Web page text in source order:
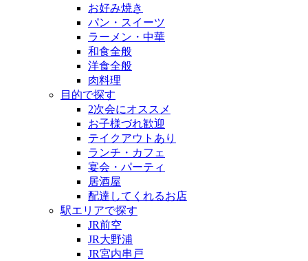
お好み焼き
パン・スイーツ
ラーメン・中華
和食全般
洋食全般
肉料理
目的で探す
2次会にオススメ
お子様づれ歓迎
テイクアウトあり
ランチ・カフェ
宴会・パーティ
居酒屋
配達してくれるお店
駅エリアで探す
JR前空
JR大野浦
JR宮内串戸